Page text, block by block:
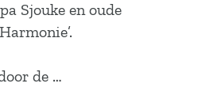
Sjouke en oude
de …